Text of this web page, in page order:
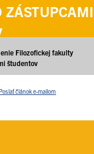
ZÁSTUPCAMI
Filozofickej fakulty
študentov
Poslať článok e-mailom